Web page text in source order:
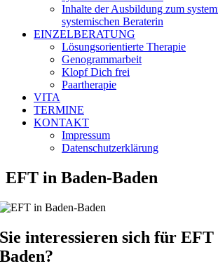
Inhalte der Ausbildung zum
systemischen Beraterin
EINZELBERATUNG
Lösungsorientierte Therapie
Genogrammarbeit
Klopf Dich frei
Paartherapie
VITA
TERMINE
KONTAKT
Impressum
Datenschutzerklärung
EFT in Baden-Baden
Sie interessieren sich für EFT
Baden?